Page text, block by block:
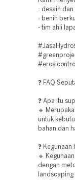
- desain dan
- benih
- tim ahli
#erosicontrol
❓ FAQ
❓ Apa itu
🔹
untuk
bahan dan
❓
🔹
dengan
landscaping